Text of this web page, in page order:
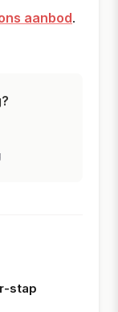
aanbod.
stap